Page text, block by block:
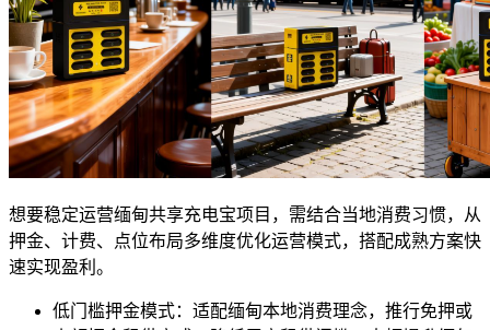
想要稳定运营缅甸共享充电宝项目，需结合当地消费习惯，从
押金、计费、点位布局多维度优化运营模式，搭配成熟方案快
速实现盈利。
低门槛押金模式：适配缅甸本地消费理念，推行免押或